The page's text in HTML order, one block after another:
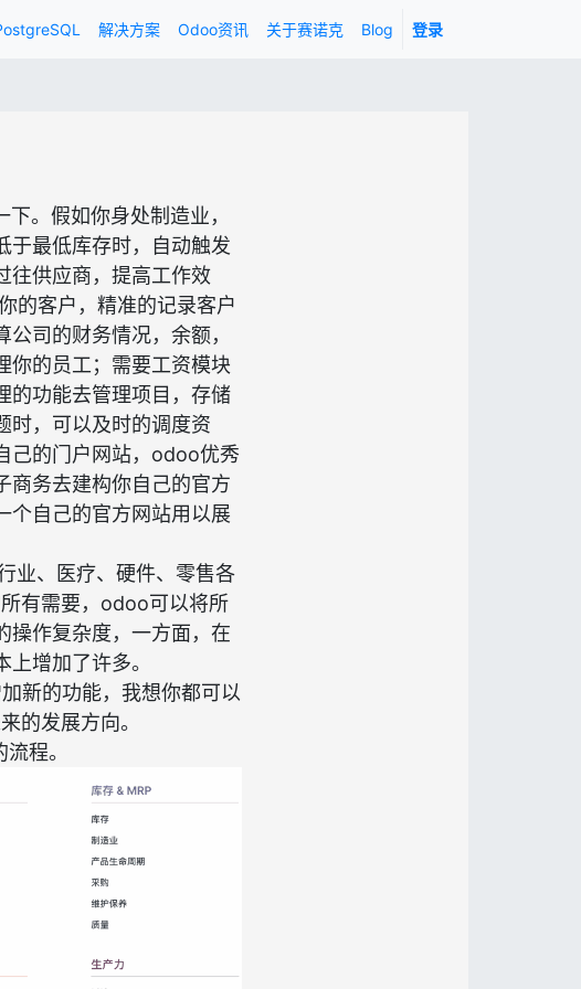
解决方案 Odoo资讯 关于赛诺克 Blog 登录
。假如你身处制造业，
于最低库存时，自动触发
往供应商，提高工作效
的客户，精准的记录客户
司的财务情况，余额，
你的员工；需要工资模块
的功能去管理项目，存储
时，可以及时的调度资
己的门户网站，odoo优秀
商务去建构你自己的官方
个自己的官方网站用以展
、医疗、硬件、零售各
有需要，odoo可以将所
操作复杂度，一方面，在
增加了许多。
新的功能，我想你都可以
的发展方向。
程。